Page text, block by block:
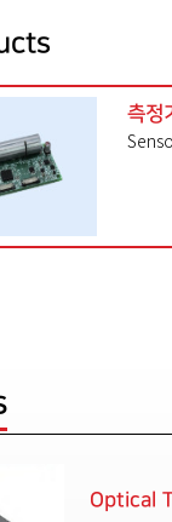
|
Sensor
Optical